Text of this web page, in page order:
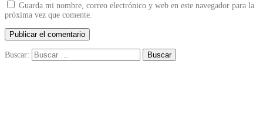
Guarda mi nombre, correo electrónico y web en este navegador para la
próxima vez que comente.
Buscar: